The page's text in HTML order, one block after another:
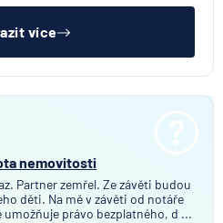
více
nemovitosti
Partner zemřel. Ze závěti budou
děti. Na mě v závěti od notáře
právo bezplatného, d ...